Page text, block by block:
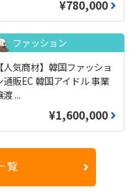
¥780,000
ファッション
【人気商材】韓国ファッショ
通販EC 韓国アイドル 事業
渡 ...
¥1,600,000
覧